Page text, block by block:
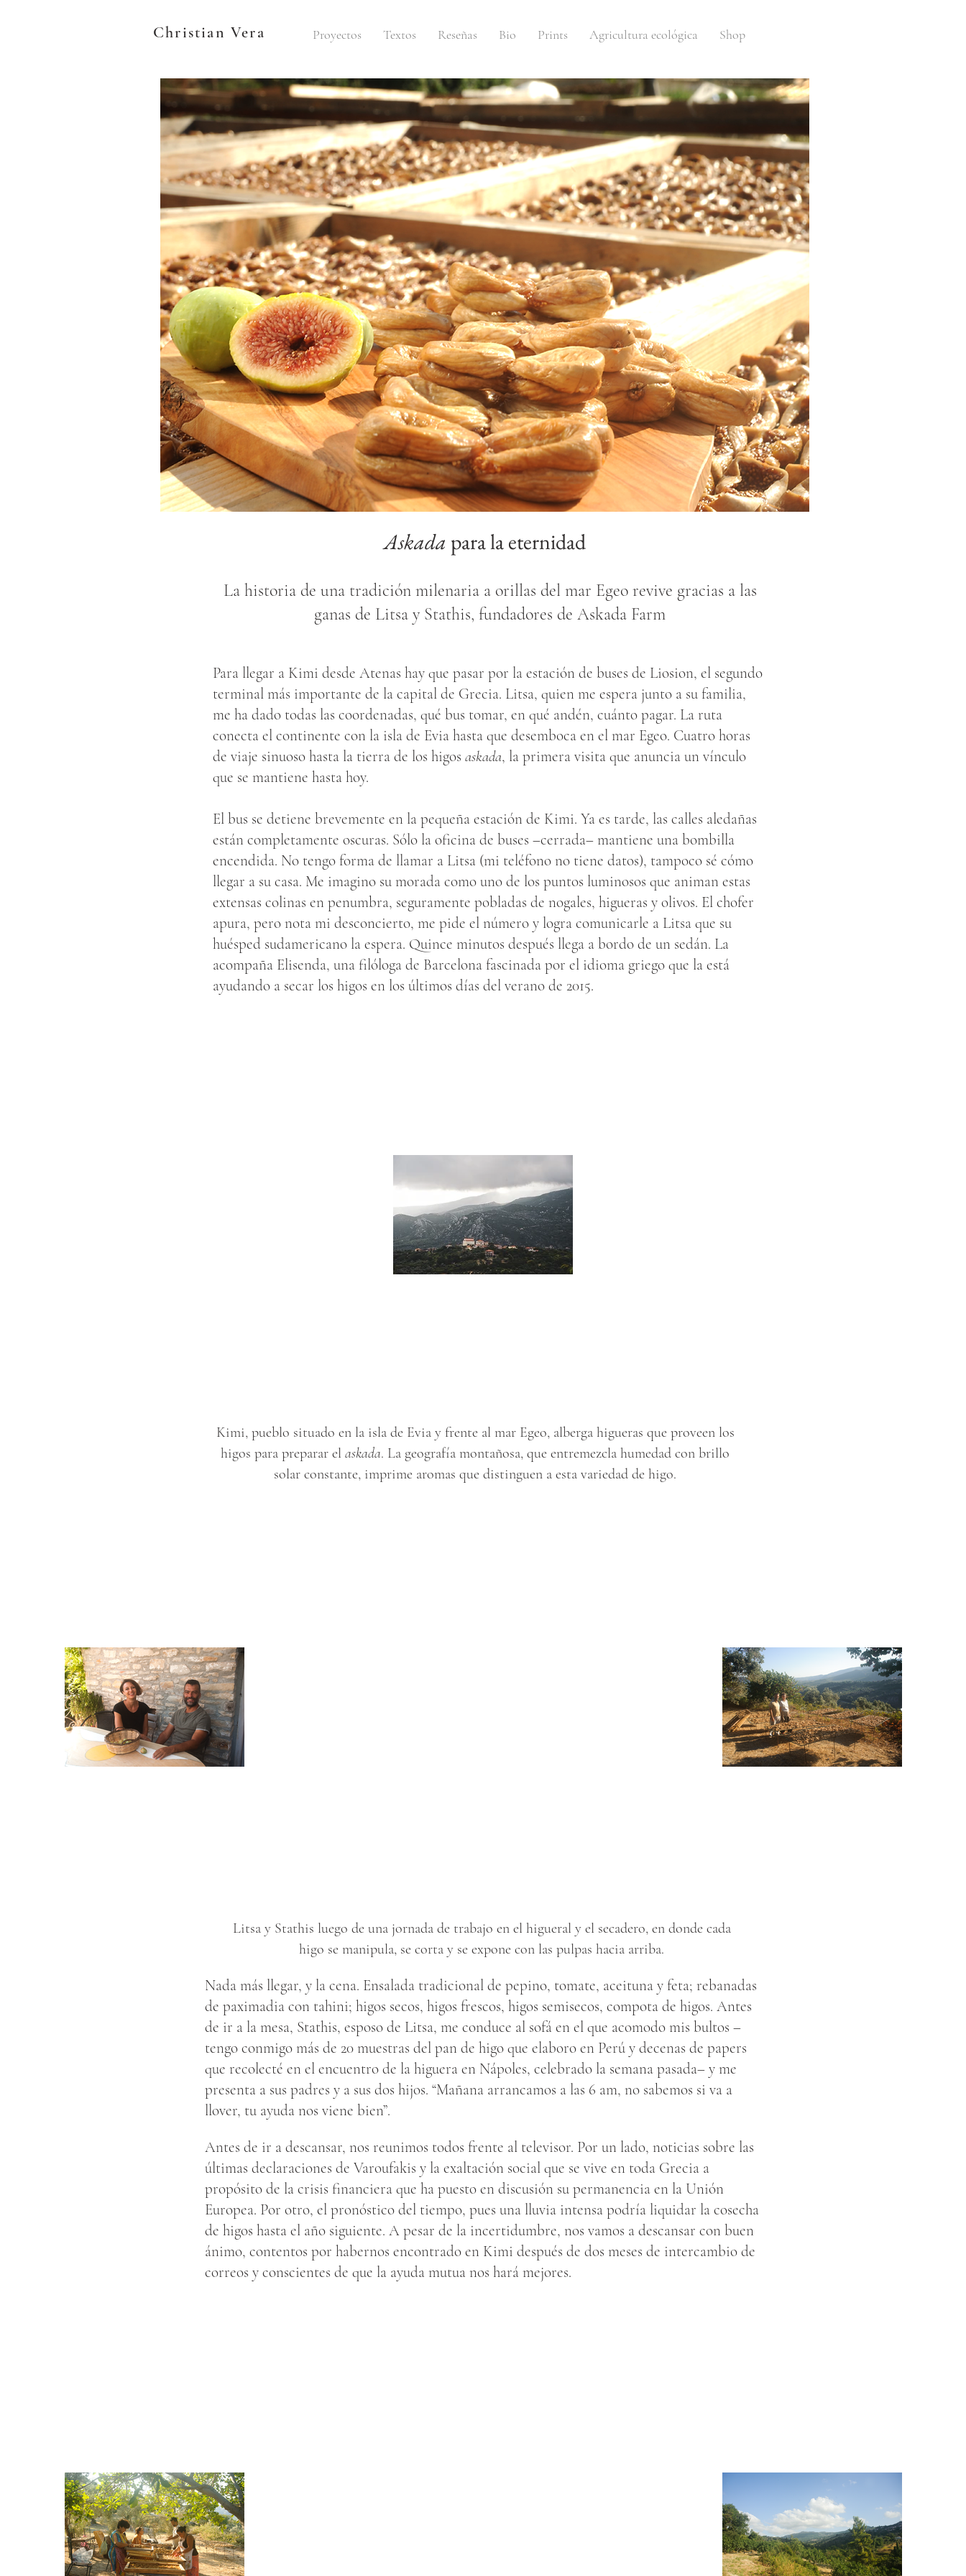
Christian Vera Proyectos Textos Reseñas Bio Prints Agricultura ecológica Shop
Askada para la eternidad
La historia de una tradición milenaria a orillas del mar Egeo revive gracias a las
ganas de Litsa y Stathis, fundadores de Askada Farm
Para llegar a Kimi desde Atenas hay que pasar por la estación de buses de Liosion, el segundo
terminal más importante de la capital de Grecia. Litsa, quien me espera junto a su familia,
me ha dado todas las coordenadas, qué bus tomar, en qué andén, cuánto pagar. La ruta
conecta el continente con la isla de Evia hasta que desemboca en el mar Egeo. Cuatro horas
de viaje sinuoso hasta la tierra de los higos askada, la primera visita que anuncia un vínculo
que se mantiene hasta hoy.
El bus se detiene brevemente en la pequeña estación de Kimi. Ya es tarde, las calles aledañas
están completamente oscuras. Sólo la oficina de buses –cerrada– mantiene una bombilla
encendida. No tengo forma de llamar a Litsa (mi teléfono no tiene datos), tampoco sé cómo
llegar a su casa. Me imagino su morada como uno de los puntos luminosos que animan estas
extensas colinas en penumbra, seguramente pobladas de nogales, higueras y olivos. El chofer
apura, pero nota mi desconcierto, me pide el número y logra comunicarle a Litsa que su
huésped sudamericano la espera. Quince minutos después llega a bordo de un sedán. La
acompaña Elisenda, una filóloga de Barcelona fascinada por el idioma griego que la está
ayudando a secar los higos en los últimos días del verano de 2015.
Kimi, pueblo situado en la isla de Evia y frente al mar Egeo, alberga higueras que proveen los
higos para preparar el askada. La geografía montañosa, que entremezcla humedad con brillo
solar constante, imprime aromas que distinguen a esta variedad de higo.
Litsa y Stathis luego de una jornada de trabajo en el higueral y el secadero, en donde cada
higo se manipula, se corta y se expone con las pulpas hacia arriba.
Nada más llegar, y la cena. Ensalada tradicional de pepino, tomate, aceituna y feta; rebanadas
de paximadia con tahini; higos secos, higos frescos, higos semisecos, compota de higos. Antes
de ir a la mesa, Stathis, esposo de Litsa, me conduce al sofá en el que acomodo mis bultos –
tengo conmigo más de 20 muestras del pan de higo que elaboro en Perú y decenas de papers
que recolecté en el encuentro de la higuera en Nápoles, celebrado la semana pasada– y me
presenta a sus padres y a sus dos hijos. “Mañana arrancamos a las 6 am, no sabemos si va a
llover, tu ayuda nos viene bien”.
Antes de ir a descansar, nos reunimos todos frente al televisor. Por un lado, noticias sobre las
últimas declaraciones de Varoufakis y la exaltación social que se vive en toda Grecia a
propósito de la crisis financiera que ha puesto en discusión su permanencia en la Unión
Europea. Por otro, el pronóstico del tiempo, pues una lluvia intensa podría liquidar la cosecha
de higos hasta el año siguiente. A pesar de la incertidumbre, nos vamos a descansar con buen
ánimo, contentos por habernos encontrado en Kimi después de dos meses de intercambio de
correos y conscientes de que la ayuda mutua nos hará mejores.